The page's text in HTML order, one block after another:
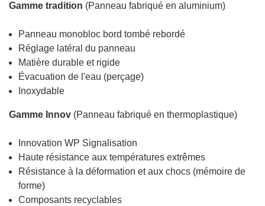
Gamme tradition (Panneau fabriqué en aluminium)
Panneau monobloc bord tombé rebordé
Réglage latéral du panneau
Matière durable et rigide
Évacuation de l'eau (perçage)
Inoxydable
Gamme Innov (Panneau fabriqué en thermoplastique)
Innovation WP Signalisation
Haute résistance aux températures extrêmes
Résistance à la déformation et aux chocs (mémoire de
forme)
Composants recyclables